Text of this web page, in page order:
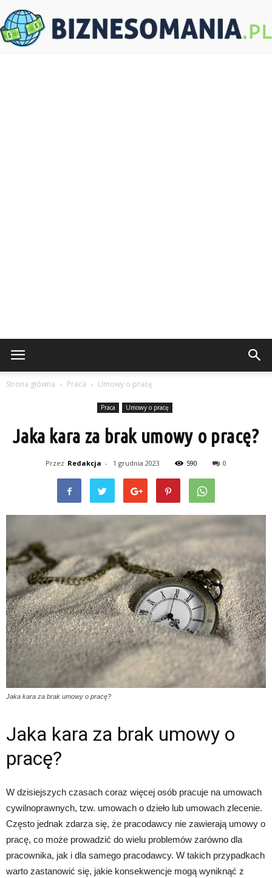
Strona główna Praca Umowy o pracę
Praca Umowy o pracę
Jaka kara za brak umowy o pracę?
Przez Redakcja - 1 grudnia 2023 590 0
Jaka kara za brak umowy o pracę?
Jaka kara za brak umowy o
pracę?
W dzisiejszych czasach coraz więcej osób pracuje na umowach
cywilnoprawnych, tzw. umowach o dzieło lub umowach zlecenie.
Często jednak zdarza się, że pracodawcy nie zawierają umowy o
pracę, co może prowadzić do wielu problemów zarówno dla
pracownika, jak i dla samego pracodawcy. W takich przypadkach
warto zastanowić się, jakie konsekwencje mogą wyniknąć z